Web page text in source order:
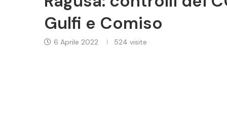
Gulfi e Comiso
6 Aprile 2022 524 visite